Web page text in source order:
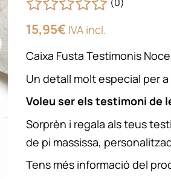
(0)
15,95€IVA incl.
Caixa Fusta Testimonis
Un detall molt especial per
Voleu ser els testimoni de
Sorprèn i regala als teus
de pi massissa,
Tens més informació del